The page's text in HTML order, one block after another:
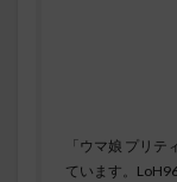
「ウマ娘 プリ
ています。